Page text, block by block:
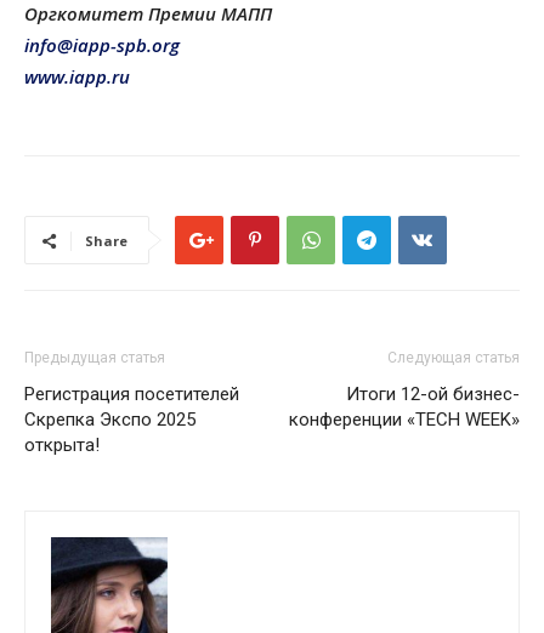
Оргкомитет Премии МАПП
info@iapp-spb.org
www.iapp.ru
Share
Предыдущая статья
Регистрация посетителей
Скрепка Экспо 2025
открыта!
Следующая статья
Итоги 12-ой бизнес-
конференции «TECH WEEK»